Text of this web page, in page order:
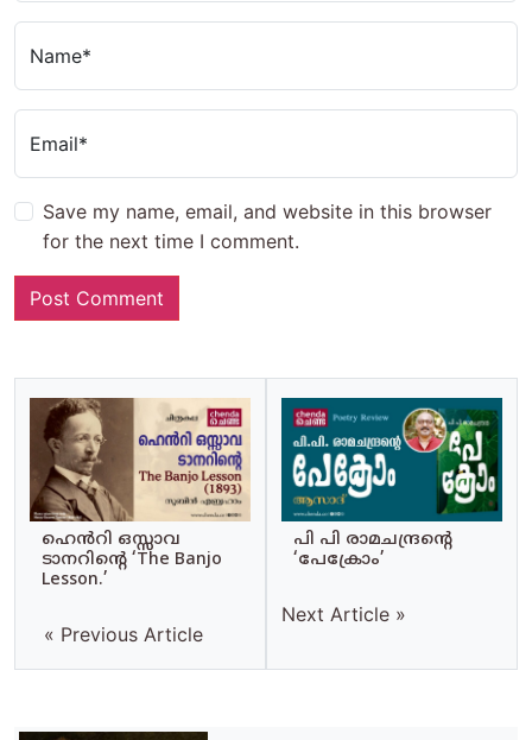
Name*
Email*
Save my name, email, and website in this browser
for the next time I comment.
ഹെൻറി ഒസ്സാവ
ടാനറിന്റെ ‘The Banjo
Lesson.’
« Previous Article
പി പി രാമചന്ദ്രന്റെ
‘പേക്രോം’
Next Article »